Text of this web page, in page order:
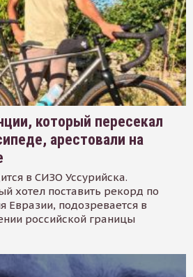
который пересекал
арестовали на
в СИЗО Уссурийска.
хотел поставить рекорд по
Евразии, подозревается в
российской границы